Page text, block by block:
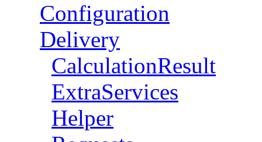
Configuration
Delivery
CalculationResult
ExtraServices
Helper